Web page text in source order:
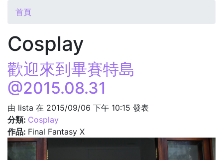
您在這裡
首頁
Cosplay
歡迎來到畢賽特島
@2015.08.31
由 lista 在 2015/09/06 下午 10:15 發表
分類: Cosplay
作品: Final Fantasy X